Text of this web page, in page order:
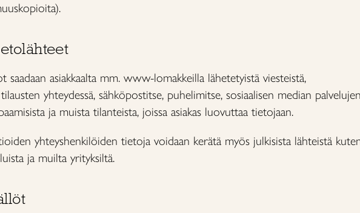
asiakkaalta mm. www-lomakkeilla lähetetyistä viesteistä,
yhteydessä, sähköpostitse, puhelimitse, sosiaalisen median palvelujen
ja muista tilanteista, joissa asiakas luovuttaa tietojaan.
yhteyshenkilöiden tietoja voidaan kerätä myös julkisista lähteistä
ja muilta yrityksiltä.